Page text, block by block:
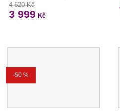
4 620 Kč
3 999 Kč
-50 %